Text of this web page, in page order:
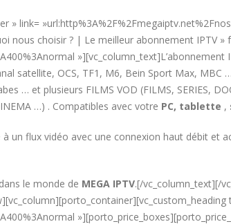
» link=
nous choisir ? | Le meilleur abonnement IPTV
»][vc_column_text]L’abonnement
satellite, OCS, TF1, M6, Bein Sport Max, MBC
… et plusieurs FILMS VOD (FILMS, SERIES,
…) . Compatibles avec votre PC, tablette ,
un flux vidéo avec une connexion haut débit et
le monde de MEGA IPTV.[/vc_column_text][/